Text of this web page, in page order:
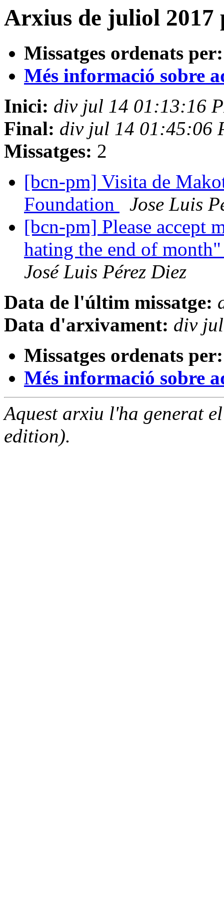
Arxius de juliol 2017
Missatges ordenats per:
Més informació sobre
Inici: div jul 14 01:13:16
Final: div jul 14 01:45:06
Missatges: 2
[bcn-pm] Visita de
Foundation
Jose Luis
[bcn-pm] Please accept
hating the end of
José Luis Pérez Diez
Data de l'últim missatge:
Data d'arxivament: div
Missatges ordenats per:
Més informació sobre
Aquest arxiu l'ha generat
edition).